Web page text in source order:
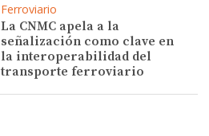
Ferroviario
La CNMC apela a la
señalización como clave en
la interoperabilidad del
transporte ferroviario